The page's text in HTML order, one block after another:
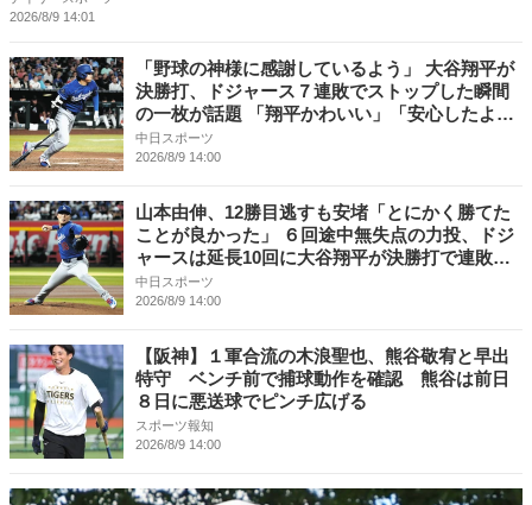
2026/8/9 14:01
「野球の神様に感謝しているよう」 大谷翔平が
決勝打、ドジャース７連敗でストップした瞬間
の一枚が話題 「翔平かわいい」「安心したよ
う」
中日スポーツ
2026/8/9 14:00
山本由伸、12勝目逃すも安堵「とにかく勝てた
ことが良かった」 ６回途中無失点の力投、ドジ
ャースは延長10回に大谷翔平が決勝打で連敗ス
トップ
中日スポーツ
2026/8/9 14:00
【阪神】１軍合流の木浪聖也、熊谷敬宥と早出
特守 ベンチ前で捕球動作を確認 熊谷は前日
８日に悪送球でピンチ広げる
スポーツ報知
2026/8/9 14:00